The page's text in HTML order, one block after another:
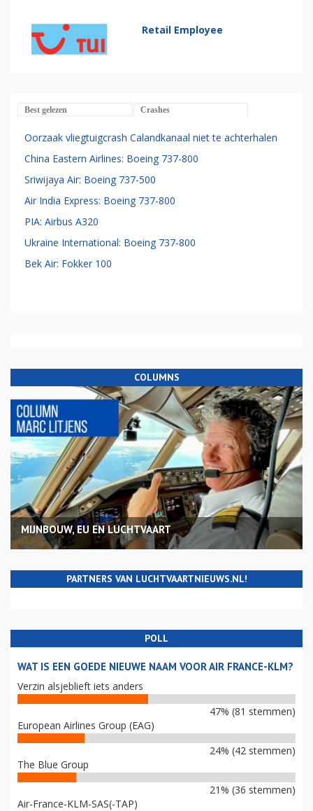
Retail Employee
Best gelezen Crashes
Oorzaak vliegtuigcrash Calandkanaal niet te achterhalen
China Eastern Airlines: Boeing 737-800
Sriwijaya Air: Boeing 737-500
Air India Express: Boeing 737-800
PIA: Airbus A320
Ukraine International: Boeing 737-800
Bek Air: Fokker 100
COLUMNS
MIJNBOUW, EU EN LUCHTVAART
PARTNERS VAN LUCHTVAARTNIEUWS.NL!
POLL
WAT IS EEN GOEDE NIEUWE NAAM VOOR AIR FRANCE-KLM?
Verzin alsjeblieft iets anders
47% (81 stemmen)
European Airlines Group (EAG)
24% (42 stemmen)
The Blue Group
21% (36 stemmen)
Air-France-KLM-SAS(-TAP)